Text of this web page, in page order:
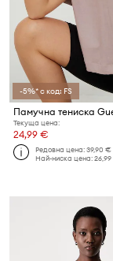
-5%* с код: FS
Текуща цена:
24,99 €
Редовна цена:39,90 €
Най-ниска цена: